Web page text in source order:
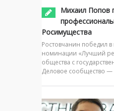
Михаил Попов
Росимущества
Ростовчанин победил в
номинации «Лучший
общества с
Деловое сообщество —